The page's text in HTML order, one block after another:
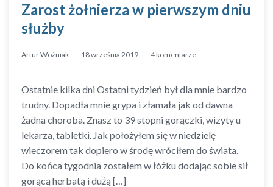
Zarost żołnierza w pierwszym dniu
służby
Artur Woźniak 18 września 2019 4 komentarze
Ostatnie kilka dni Ostatni tydzień był dla mnie bardzo
trudny. Dopadła mnie grypa i złamała jak od dawna
żadna choroba. Znasz to 39 stopni gorączki, wizyty u
lekarza, tabletki. Jak położyłem się w niedzielę
wieczorem tak dopiero w środę wróciłem do świata.
Do końca tygodnia zostałem w łóżku dodając sobie sił
gorącą herbatą i dużą […]